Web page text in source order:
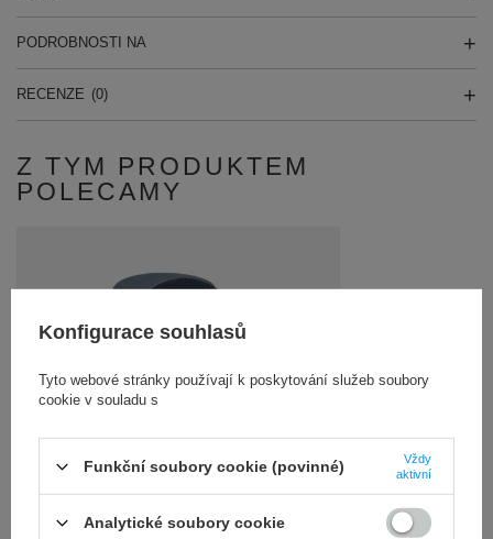
PODROBNOSTI NA
RECENZE (0)
Z TYM PRODUKTEM
POLECAMY
Podstawa gumowa o średnicy 32mm (do stopek o
Konfigurace souhlasů
Tyto webové stránky používají k poskytování služeb soubory
cookie v souladu s
Funkční soubory cookie (povinné)
Vždy
aktivní
Analytické soubory cookie